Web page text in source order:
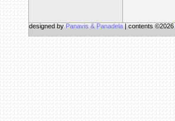
designed by Panavis & Panadela | contents ©2026